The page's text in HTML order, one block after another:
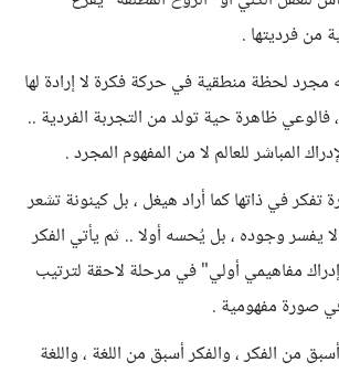
من فرديتها .
مجرد لحظة منطقية في حركة فكرة لا إرادة لها
فالوعي ظاهرة حية تولد من التجربة الفردية ..
المباشر للعالم لا من المفهوم المجرد .
في ذاتها كما أراد هيغل ، بل كينونة تشعر
يفسر وجوده ، بل يُحسه أولا .. ثم يأتي الفكر
مفاهيمي أولي" في مرحلة لاحقة لترتيب
صورة مفهومية .
من الفكر ، والفكر أسبق من اللغة ، واللغة